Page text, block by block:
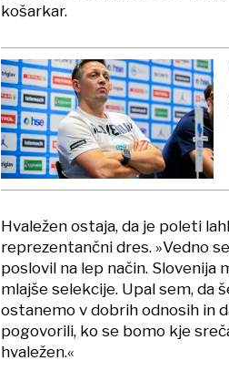
košarkar.
Hvaležen ostaja, da je poleti
reprezentančni dres. »Vedno
poslovil na lep način. Slovenija
mlajše selekcije. Upal sem, da
ostanemo v dobrih odnosih in
pogovorili, ko se bomo kje
hvaležen.«